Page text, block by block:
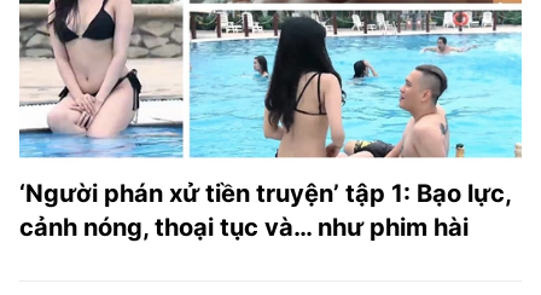
‘Người phán xử tiền truyện’ tập 1: Bạo lực,
cảnh nóng, thoại tục và… như phim hài